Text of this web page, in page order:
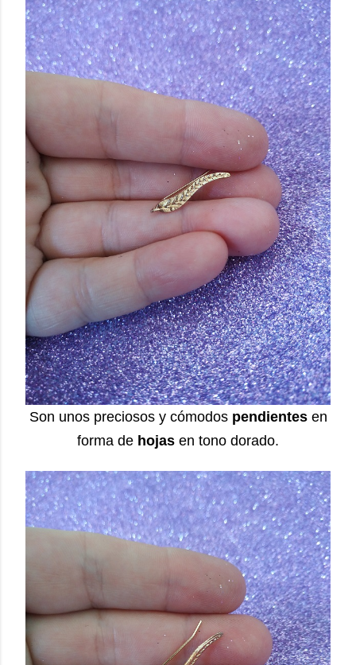
Son unos preciosos y cómodos pendientesen
forma de hojas en tono dorado.